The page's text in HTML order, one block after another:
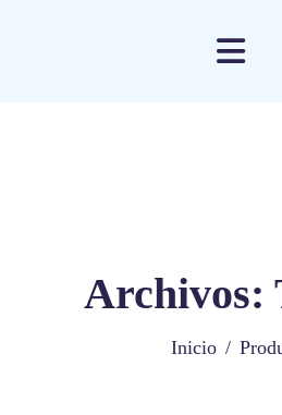
Archivos:
Inicio